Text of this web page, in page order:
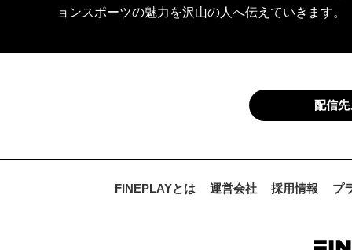
ョンスポーツの魅力を沢山の人へ伝えていきます。
配信
FINEPLAYとは 運営会社 採用情報 プ